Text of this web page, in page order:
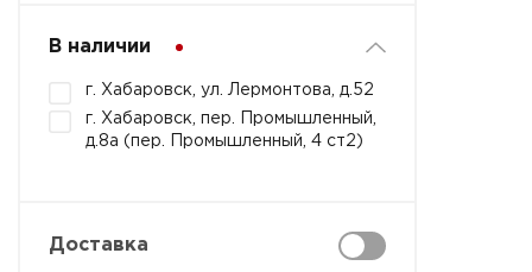
В наличии
г. Хабаровск, ул. Лермонтова, д.52
г. Хабаровск, пер. Промышленный,
д.8а (пер. Промышленный, 4 ст2)
Доставка